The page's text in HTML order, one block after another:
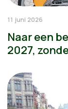
11 juni 2026
Naar een
2027,